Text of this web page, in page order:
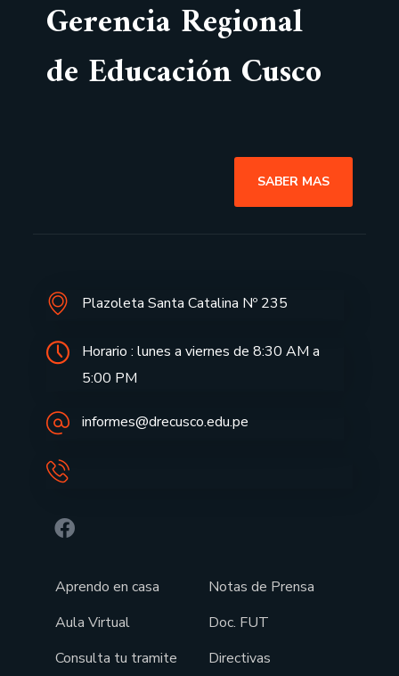
Gerencia Regional
de Educación Cusco
SABER MAS
Plazoleta Santa Catalina Nº 235
Horario : lunes a viernes de 8:30 AM a
5:00 PM
informes@drecusco.edu.pe
Aprendo en casa
Aula Virtual
Consulta tu tramite
Notas de Prensa
Doc. FUT
Directivas